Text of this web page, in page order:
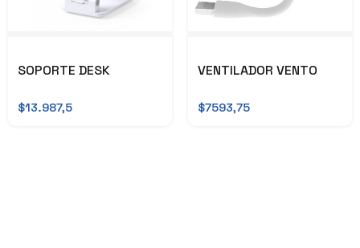
SOPORTE DESK
$13.987,5
VENTILADOR VENTO
$7593,75